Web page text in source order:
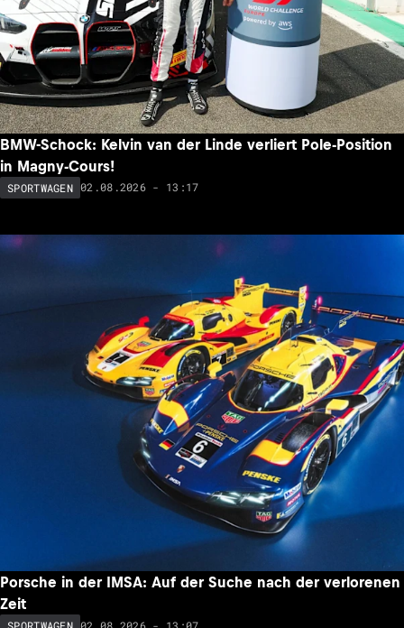
BMW-Schock: Kelvin van der Linde verliert Pole-Position
in Magny-Cours!
SPORTWAGEN 02.08.2026 - 13:17
Porsche in der IMSA: Auf der Suche nach der verlorenen
Zeit